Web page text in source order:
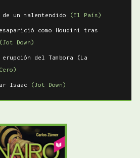
un malentendido (El País)
como Houdini tras
(Jot Down)
del Tambora (La
Isaac (Jot Down)